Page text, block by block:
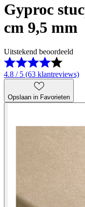
Gyproc
cm 9,5 mm
Uitstekend beoordeeld
4.8 / 5 (63 klantreviews)
Opslaan in Favorieten